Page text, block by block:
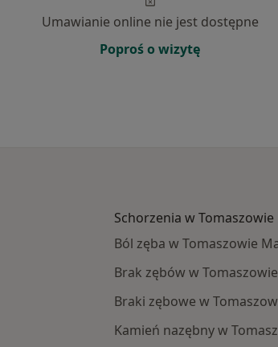
Umawianie online nie jest dostępne
Poproś o wizytę
Schorzenia w
Ból zęba w Tomaszowie
Brak zębów w
Braki zębowe w
Kamień nazębny w